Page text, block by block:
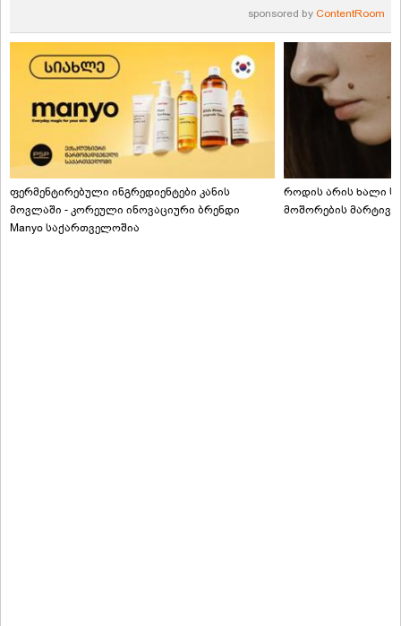
sponsored by ContentRoom
ფერმენტირებული ინგრედიენტები კანის
მოვლაში - კორეული ინოვაციური ბრენდი
Manyo საქართველოშია
როდის არის ხალი
მოშორების